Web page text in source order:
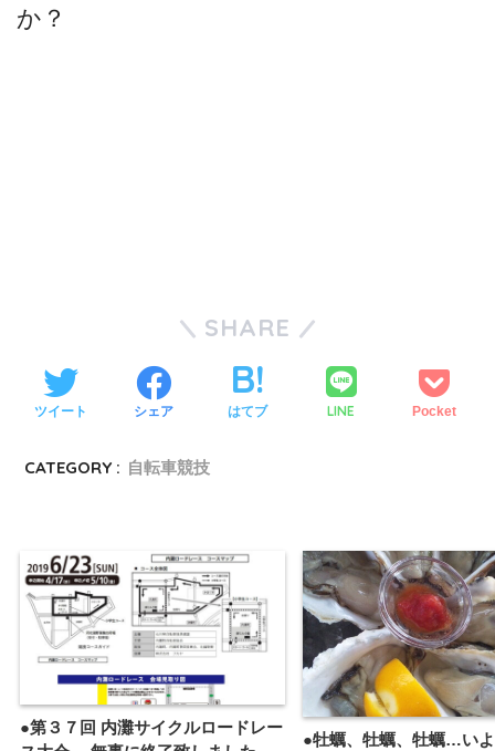
か？
SHARE
ツイート シェア はてブ LINE Pocket
CATEGORY : 自転車競技
●第３７回 内灘サイクルロードレー
●牡蠣、牡蠣、牡蠣…い